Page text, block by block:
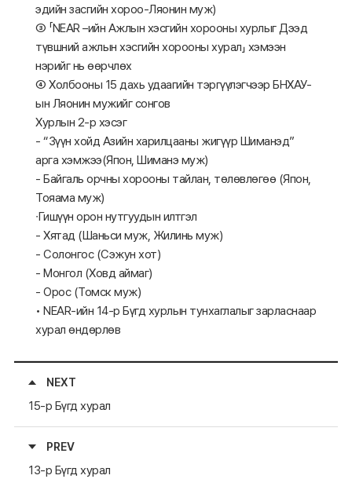
эдийн засгийн хороо-Ляонин муж)
③ 「NEAR –ийн Ажлын хэсгийн хорооны хурлыг Дээд
түвшний ажлын хэсгийн хорооны хурал」 хэмээн
нэрийг нь өөрчлөх
④ Холбооны 15 дахь удаагийн тэргүүлэгчээр БНХАУ-
ын Ляонин мужийг сонгов
Хурлын 2-р хэсэг
- “Зүүн хойд Азийн харилцааны жигүүр Шиманэд”
арга хэмжээ(Япон, Шиманэ муж)
- Байгаль орчны хорооны тайлан, төлөвлөгөө (Япон,
Тояама муж)
∙Гишүүн орон нутгуудын илтгэл
- Хятад (Шаньси муж, Жилинь муж)
- Солонгос (Сэжун хот)
- Монгол (Ховд аймаг)
- Орос (Томск муж)
• NEAR-ийн 14-р Бүгд хурлын тунхаглалыг зарласнаар
хурал өндөрлөв
NEXT
15-р Бүгд хурал
PREV
13-р Бүгд хурал